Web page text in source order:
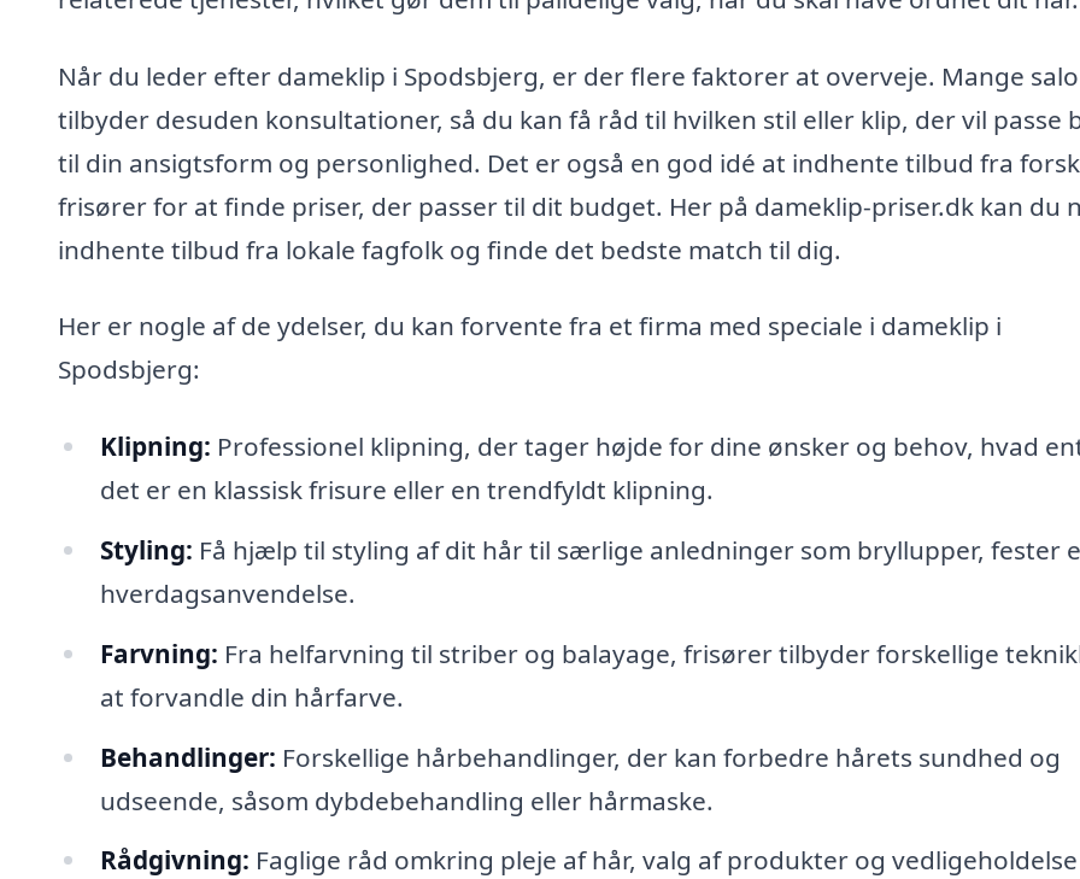
Når du leder efter dameklip i Spodsbjerg, er der flere faktorer at overveje. Mange
tilbyder desuden konsultationer, så du kan få råd til hvilken stil eller klip, der vil passe
til din ansigtsform og personlighed. Det er også en god idé at indhente tilbud fra
frisører for at finde priser, der passer til dit budget. Her på dameklip-priser.dk kan du
indhente tilbud fra lokale fagfolk og finde det bedste match til dig.
Her er nogle af de ydelser, du kan forvente fra et firma med speciale i dameklip i
Spodsbjerg:
Klipning: Professionel klipning, der tager højde for dine ønsker og behov, hvad
det er en klassisk frisure eller en trendfyldt klipning.
Styling: Få hjælp til styling af dit hår til særlige anledninger som bryllupper, fester
hverdagsanvendelse.
Farvning: Fra helfarvning til striber og balayage, frisører tilbyder forskellige
at forvandle din hårfarve.
Behandlinger: Forskellige hårbehandlinger, der kan forbedre hårets sundhed og
udseende, såsom dybdebehandling eller hårmaske.
Rådgivning: Faglige råd omkring pleje af hår, valg af produkter og